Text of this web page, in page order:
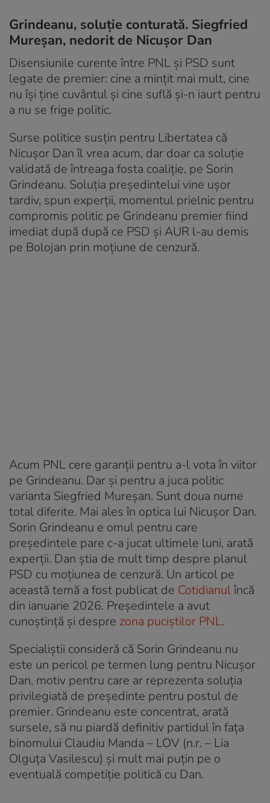
Grindeanu, soluție conturată. Siegfried
Mureșan, nedorit de Nicușor Dan
Disensiunile curente între PNL și PSD sunt
legate de premier: cine a mințit mai mult, cine
nu își ține cuvântul și cine suflă și-n iaurt pentru
a nu se frige politic.
Surse politice susțin pentru Libertatea că
Nicușor Dan îl vrea acum, dar doar ca soluție
validată de întreaga fosta coaliție, pe Sorin
Grindeanu. Soluția președintelui vine ușor
tardiv, spun experții, momentul prielnic pentru
compromis politic pe Grindeanu premier fiind
imediat după după ce PSD și AUR l-au demis
pe Bolojan prin moțiune de cenzură.
Acum PNL cere garanții pentru a-l vota în viitor
pe Grindeanu. Dar și pentru a juca politic
varianta Siegfried Mureșan. Sunt doua nume
total diferite. Mai ales în optica lui Nicușor Dan.
Sorin Grindeanu e omul pentru care
președintele pare c-a jucat ultimele luni, arată
experții. Dan știa de mult timp despre planul
PSD cu moțiunea de cenzură. Un articol pe
această temă a fost publicat de Cotidianulîncă
din ianuarie 2026. Președintele a avut
cunoștință și despre zona puciștilor PNL.
Specialiștii consideră că Sorin Grindeanu nu
este un pericol pe termen lung pentru Nicușor
Dan, motiv pentru care ar reprezenta soluția
privilegiată de președinte pentru postul de
premier. Grindeanu este concentrat, arată
sursele, să nu piardă definitiv partidul în fața
binomului Claudiu Manda – LOV (n.r. – Lia
Olguța Vasilescu) și mult mai puțin pe o
eventuală competiție politică cu Dan.